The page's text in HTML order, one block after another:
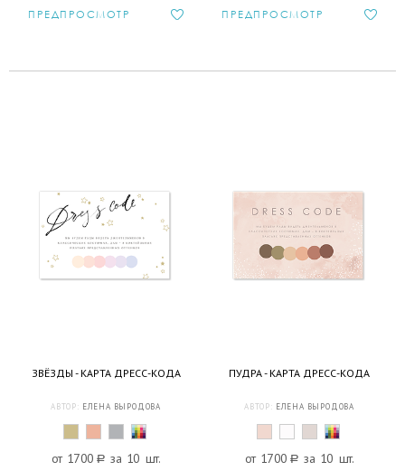
ПРЕДПРОСМОТР ПРЕДПРОСМОТР
ЗВЁЗДЫ - КАРТА ДРЕСС-КОДА
АВТОР: ЕЛЕНА ВЫРОДОВА
от 1700 a за 10 шт.
ПУДРА - КАРТА ДРЕСС-КОДА
АВТОР: ЕЛЕНА ВЫРОДОВА
от 1700 a за 10 шт.